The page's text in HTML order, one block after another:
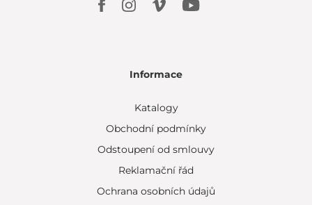
Informace
Katalogy
Obchodní podmínky
Odstoupení od smlouvy
Reklamační řád
Ochrana osobních údajů